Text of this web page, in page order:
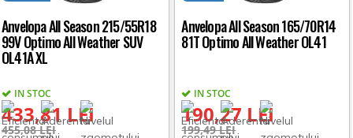
Anvelopa All Season 215/55R18
99V Optimo All Weather SUV
OL41A XL
IN STOC
433,81 LEI
455,08 LEI
Anvelopa All Season 165/70R14
81T Optimo All Weather OL41
IN STOC
190,27 LEI
199,49 LEI